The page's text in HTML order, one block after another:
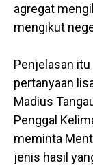
agregat
mengikut
Penjelasan
pertanyaan
Madius
Penggal
meminta
jenis hasil